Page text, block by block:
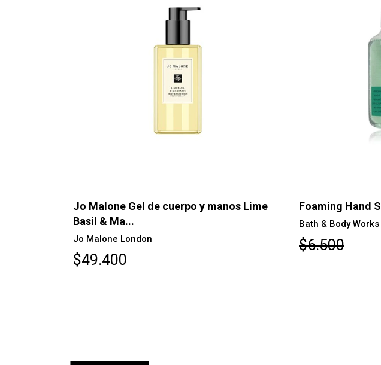
Foaming Hand Soap "Eucalyptus Mint"
Bath & Body Works
$6.500
Jo Malone Gel
Blackberry & Ba...
Jo Malone London